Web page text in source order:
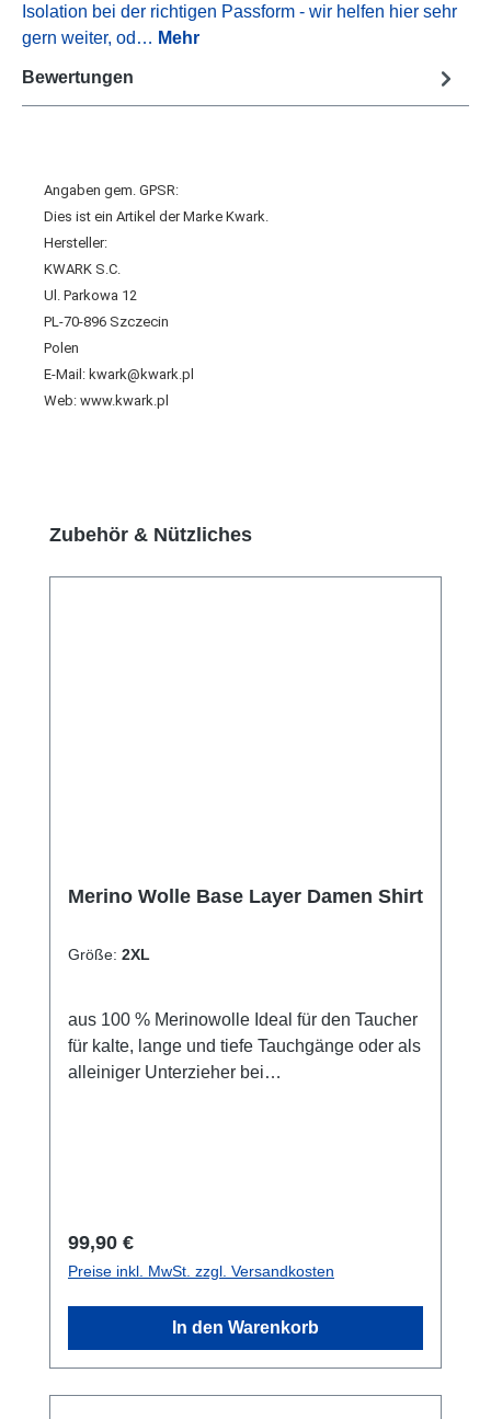
Isolation bei der richtigen Passform - wir helfen hier sehr
gern weiter, od… Mehr
Bewertungen
Angaben gem. GPSR:
Dies ist ein Artikel der Marke Kwark.
Hersteller:
KWARK S.C.
Ul. Parkowa 12
PL-70-896 Szczecin
Polen
E-Mail: kwark@kwark.pl
Web: www.kwark.pl
Produktgalerie überspringen
Zubehör & Nützliches
Merino Wolle Base Layer Damen Shirt
Größe: 2XL
aus 100 % Merinowolle Ideal für den Taucher
für kalte, lange und tiefe Tauchgänge oder als
alleiniger Unterzieher bei
Temperaturregulierend -wärmt den Körper
auch wenn das Material feucht durch z.B.
schweiß geworden ist -selbstreinigend*) -
kratzt nicht auf der Haut Der Base Layer
Regulärer Preis:
99,90 €
Preise inkl. MwSt. zzgl. Versandkosten
In den Warenkorb